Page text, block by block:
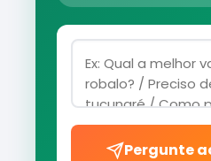
Pergunte